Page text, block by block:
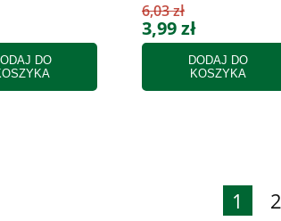
DO
6,03 zł
3,99 zł
DODAJ DO
KOSZYKA
1 2